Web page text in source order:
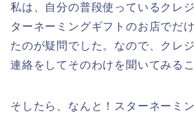
私は、自分の普段使っているクレ
ターネーミングギフトのお店でだ
たのが疑問でした。なので、クレ
連絡をしてそのわけを聞いてみる
そしたら、なんと！スターネーミ